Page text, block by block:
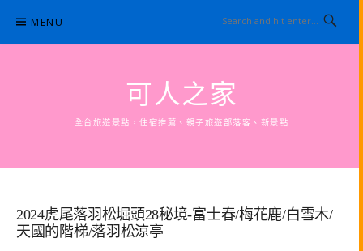
content
MENU
可人之家
全台旅遊景點，住宿推薦、親子旅遊部落客、新景點
2024虎尾落羽松堀頭28秘境-富士春/梅花鹿/白雪木/
天國的階梯/落羽松涼亭